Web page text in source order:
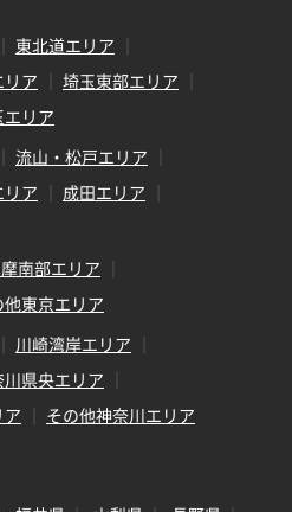
東北道エリア
ア
埼玉東部エリア
リア
流山・松戸エリア
ア
成田エリア
南部エリア
他東京エリア
川崎湾岸エリア
川県央エリア
その他神奈川エリア